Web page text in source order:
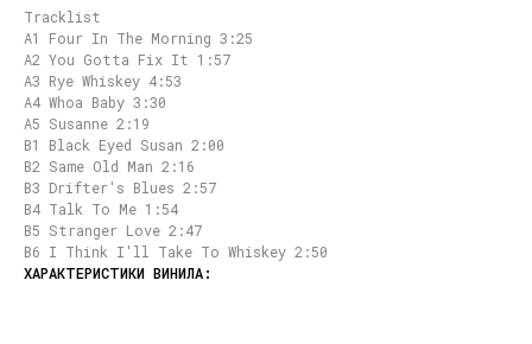
Tracklist
A1 Four In The Morning 3:25
A2 You Gotta Fix It 1:57
A3 Rye Whiskey 4:53
A4 Whoa Baby 3:30
A5 Susanne 2:19
B1 Black Eyed Susan 2:00
B2 Same Old Man 2:16
B3 Drifter's Blues 2:57
B4 Talk To Me 1:54
B5 Stranger Love 2:47
B6 I Think I'll Take To Whiskey 2:50